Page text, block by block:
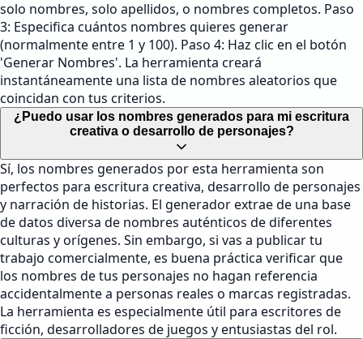
solo nombres, solo apellidos, o nombres completos. Paso
3: Especifica cuántos nombres quieres generar
(normalmente entre 1 y 100). Paso 4: Haz clic en el botón
'Generar Nombres'. La herramienta creará
instantáneamente una lista de nombres aleatorios que
coincidan con tus criterios.
¿Puedo usar los nombres generados para mi escritura
creativa o desarrollo de personajes?
Sí, los nombres generados por esta herramienta son
perfectos para escritura creativa, desarrollo de personajes
y narración de historias. El generador extrae de una base
de datos diversa de nombres auténticos de diferentes
culturas y orígenes. Sin embargo, si vas a publicar tu
trabajo comercialmente, es buena práctica verificar que
los nombres de tus personajes no hagan referencia
accidentalmente a personas reales o marcas registradas.
La herramienta es especialmente útil para escritores de
ficción, desarrolladores de juegos y entusiastas del rol.